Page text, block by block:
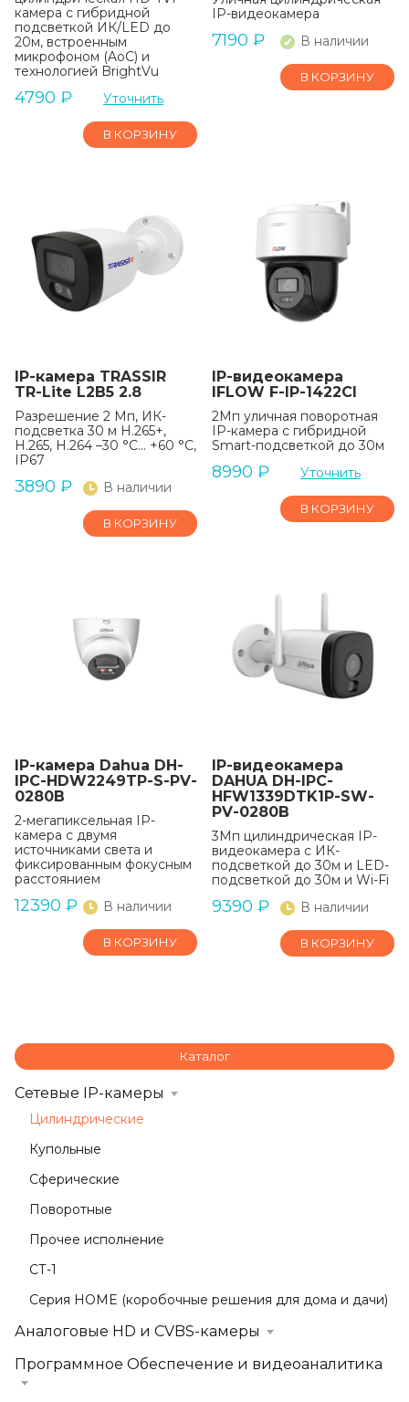
камера с гибридной
подсветкой ИК/LED до
20м, встроенным
микрофоном (AoC) и
технологией BrightVu
4790 ₽ Уточнить
В КОРЗИНУ
IP-видеокамера
7190 ₽ В наличии
В КОРЗИНУ
IP-камера TRASSIR
TR-Lite L2B5 2.8
Разрешение 2 Мп, ИК-
подсветка 30 м H.265+,
H.265, H.264 –30 °C... +60 °C,
IP67
3890 ₽ В наличии
В КОРЗИНУ
IP-видеокамера
IFLOW F-IP-1422CI
2Мп уличная поворотная
IP-камера с гибридной
Smart-подсветкой до 30м
8990 ₽ Уточнить
В КОРЗИНУ
IP-камера Dahua DH-
IPC-HDW2249TP-S-PV-
0280B
2-мегапиксельная IP-
камера с двумя
источниками света и
фиксированным фокусным
расстоянием
12390 ₽ В наличии
В КОРЗИНУ
IP-видеокамера
DAHUA DH-IPC-
HFW1339DTK1P-SW-
PV-0280B
3Мп цилиндрическая IP-
видеокамера с ИК-
подсветкой до 30м и LED-
подсветкой до 30м и Wi-Fi
9390 ₽ В наличии
В КОРЗИНУ
Каталог
Сетевые IP-камеры
Цилиндрические
Купольные
Сферические
Поворотные
Прочее исполнение
СТ-1
Серия HOME (коробочные решения для дома и дачи)
Аналоговые HD и CVBS-камеры
Программное Обеспечение и видеоаналитика